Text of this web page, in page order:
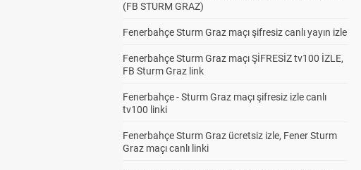
(FB STURM GRAZ)
Fenerbahçe Sturm Graz maçı şifresiz canlı yayın izle
Fenerbahçe Sturm Graz maçı ŞİFRESİZ tv100 İZLE,
FB Sturm Graz link
Fenerbahçe - Sturm Graz maçı şifresiz izle canlı
tv100 linki
Fenerbahçe Sturm Graz ücretsiz izle, Fener Sturm
Graz maçı canlı linki